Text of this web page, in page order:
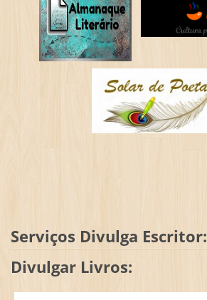
Serviços Divulga Escritor:
Divulgar Livros: